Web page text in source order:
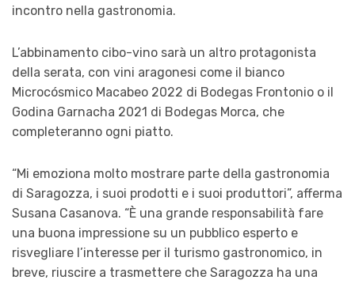
incontro nella gastronomia.
L’abbinamento cibo-vino sarà un altro protagonista
della serata, con vini aragonesi come il bianco
Microcósmico Macabeo 2022 di Bodegas Frontonio o il
Godina Garnacha 2021 di Bodegas Morca, che
completeranno ogni piatto.
“Mi emoziona molto mostrare parte della gastronomia
di Saragozza, i suoi prodotti e i suoi produttori”, afferma
Susana Casanova. “È una grande responsabilità fare
una buona impressione su un pubblico esperto e
risvegliare l’interesse per il turismo gastronomico, in
breve, riuscire a trasmettere che Saragozza ha una